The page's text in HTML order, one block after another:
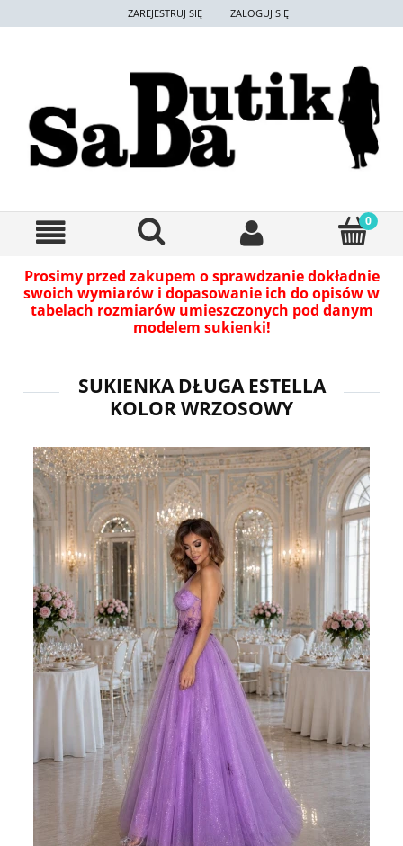
ZAREJESTRUJ SIĘ ZALOGUJ SIĘ
Prosimy przed zakupem o sprawdzanie dokładnie
swoich wymiarów i dopasowanie ich do opisów w
tabelach rozmiarów umieszczonych pod danym
modelem sukienki!
SUKIENKA DŁUGA ESTELLA
KOLOR WRZOSOWY